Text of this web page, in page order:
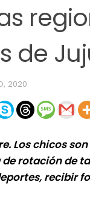
de
2020
Los chicos
rotación de
recibir